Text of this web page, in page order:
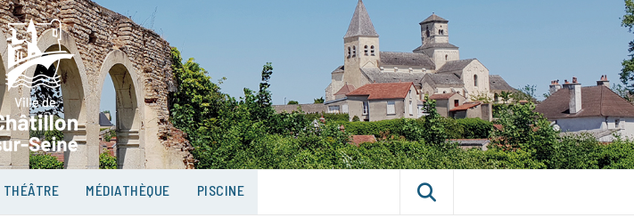
VILLE DE CHÂTILLON-
SUR-SEINE
THÉÂTRE MÉDIATHÈQUE PISCINE